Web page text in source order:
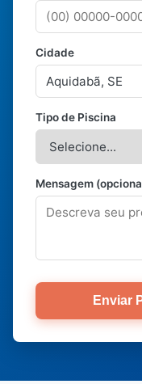
Cidade
Tipo de Piscina
Mensagem
Enviar